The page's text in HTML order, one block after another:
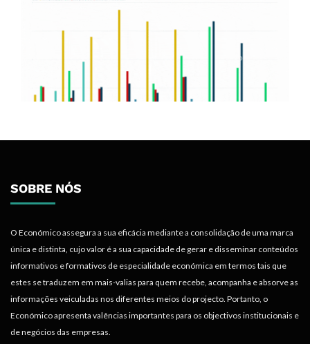
SOBRE NÓS
O Económico assegura a sua eficácia mediante a consolidação de uma marca
única e distinta, cujo valor é a sua capacidade de gerar e disseminar conteúdos
informativos e formativos de especialidade económica em termos tais que
estes se traduzem em mais-valias para quem recebe, acompanha e absorve as
informações veiculadas nos diferentes meios do projecto. Portanto, o
Económico apresenta valências importantes para os objectivos institucionais e
de negócios das empresas.